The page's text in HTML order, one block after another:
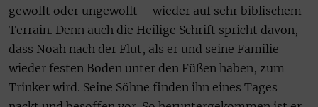
gewollt oder ungewollt – wieder auf sehr biblischem
Terrain. Denn auch die Heilige Schrift spricht davon,
dass Noah nach der Flut, als er und seine Familie
wieder festen Boden unter den Füßen haben, zum
Trinker wird. Seine Söhne finden ihn eines Tages